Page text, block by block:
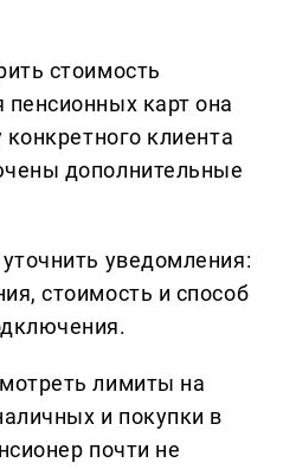
стоимость
карт она
конкретного клиента
дополнительные
уведомления:
стоимость и способ
лимиты на
и покупки в
почти не